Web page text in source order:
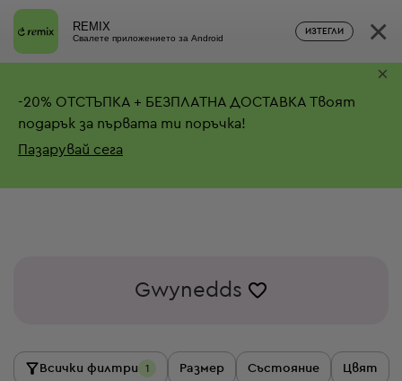
REMIX
Свалете приложението за Android
ИЗТЕГЛИ ×
-20% ОТСТЪПКА + БЕЗПЛАТНА ДОСТАВКА Твоят
подарък за първата ти поръчка!
Пазарувай сега
×
Gwynedds
Всички филтри 1 Размер Състояние Цвят